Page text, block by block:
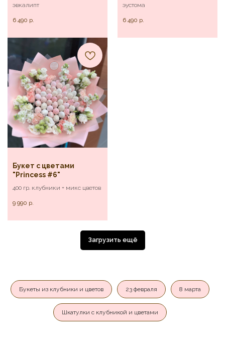
эвкалипт
6 490 р.
эустома
6 490 р.
Букет с цветами
"Princess #6"
400 гр. клубники + микс цветов
9 990 р.
Загрузить ещё
Букеты из клубники и цветов 23 февраля 8 марта
Шкатулки с клубникой и цветами